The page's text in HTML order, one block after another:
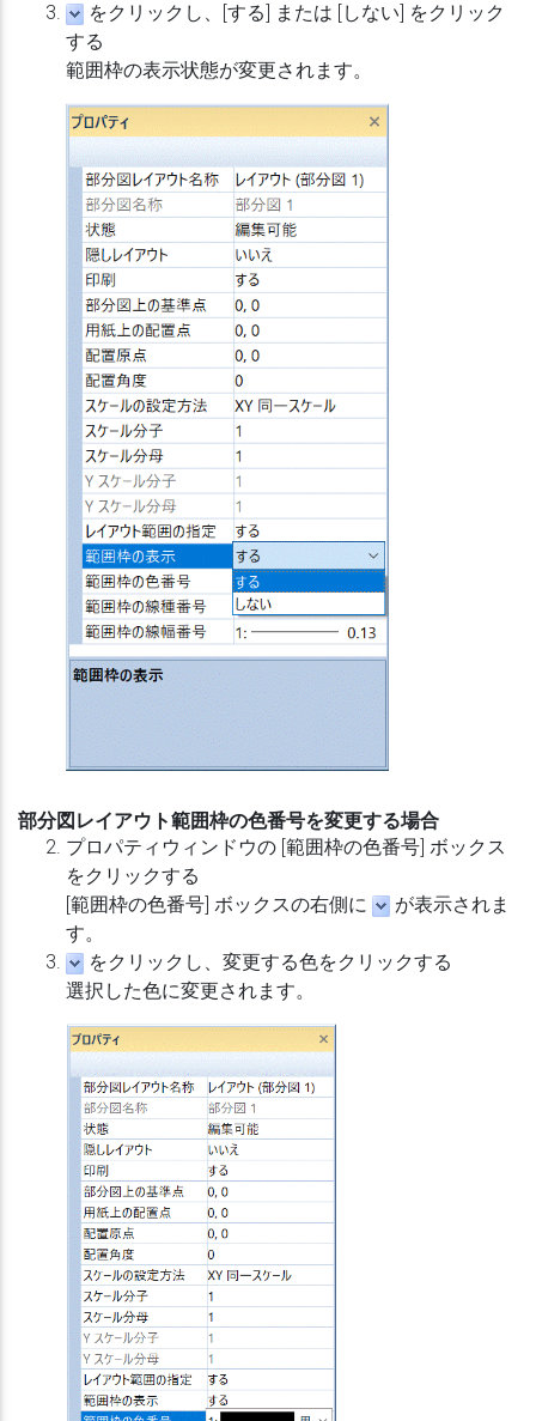
をクリックし、[する] または [しない] をクリック
する
範囲枠の表示状態が変更されます。
部分図レイアウト範囲枠の色番号を変更する場合
プロパティウィンドウの [範囲枠の色番号] ボックス
をクリックする
[範囲枠の色番号] ボックスの右側に
が表示されま
す。
をクリックし、変更する色をクリックする
選択した色に変更されます。